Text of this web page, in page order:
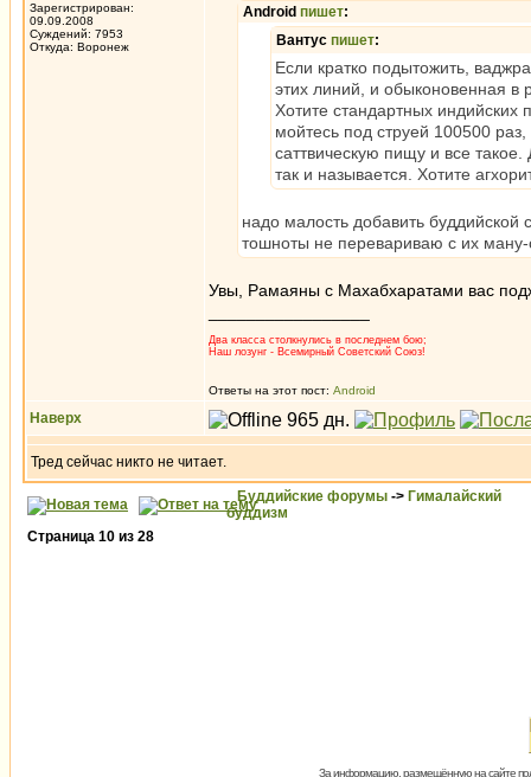
Зарегистрирован:
09.09.2008
Суждений: 7953
Откуда: Воронеж
Android пишет:
Вантус пишет:
Если кратко подытожить,
этих линий, и обыконовенная в
Хотите стандартных
мойтесь под струей 100500
саттвическую пищу и все
так и называется. Хотите
надо малость добавить буддийской
тошноты не перевариваю с их
Увы, Рамаяны с Махабхаратами вас
Два класса столкнулись в последнем бою;
Наш лозунг - Всемирный Советский Союз!
Ответы на этот пост: Android
Наверх
Тред сейчас никто не читает.
Буддийские форумы -> Гималайский
буддизм
Страница 10 из 28
За информацию, размещённую на сайте